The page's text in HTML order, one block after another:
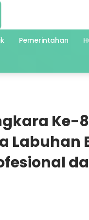
Pemerintahan
Ke-
Labuhan